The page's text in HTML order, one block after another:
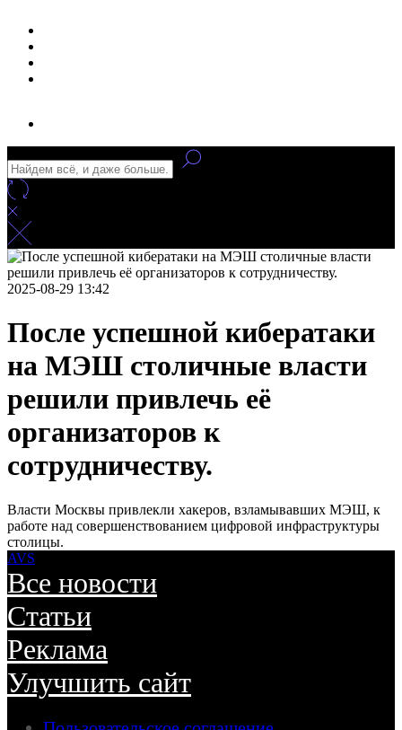
2025-08-29 13:42
После успешной кибератаки
на МЭШ столичные власти
решили привлечь её
организаторов к
сотрудничеству.
Власти Москвы привлекли хакеров, взламывавших МЭШ, к
работе над совершенствованием цифровой инфраструктуры
столицы.
AVS
Все новости
Статьи
Реклама
Улучшить сайт